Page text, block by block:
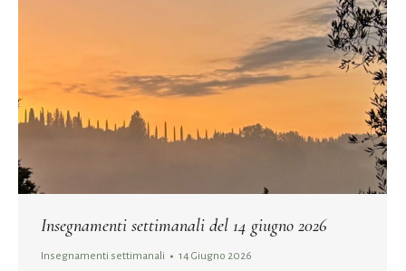
Insegnamenti settimanali del 14 giugno 2026
Insegnamenti settimanali 14 Giugno 2026